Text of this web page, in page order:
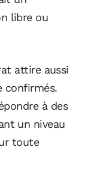
libre ou
attire aussi
confirmés.
à des
un niveau
toute